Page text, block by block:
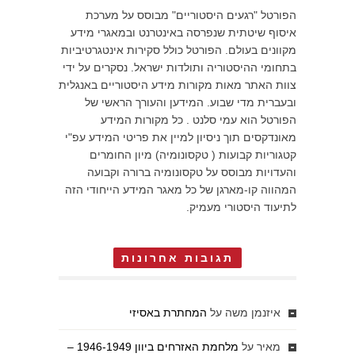
הפורטל "רגעים היסטוריים" מבוסס על מערכת
איסוף שיטתית שנפרסה באינטרנט ובמאגרי מידע
מקוונים בעולם. הפורטל כולל סקירות אינטגרטיביות
בתחומי ההיסטוריה ותולדות ישראל. נסקרים על ידי
צוות האתר מאות מקורות מידע היסטוריים באנגלית
ובעברית מדי שבוע. המידען והעורך הראשי של
הפורטל הוא עמי סלנט . כל מקורות המידע
מאונדקסים תוך ניסיון למיין את פריטי המידע עפ"י
קטגוריות קבועות ( טקסונומיה) מיון החומרים
והעדויות מבוסס על טקסונומיה ברורה וקבועה
המהווה קו-מארגן של כל מאגר המידע הייחודי הזה
לתיעוד היסטורי מעמיק.
תגובות אחרונות
איזנמן משה על המחתרת באסיזי
מאיר על
מלחמת האזרחים ביוון 1946-1949 –